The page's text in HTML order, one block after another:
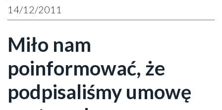
14/12/2011
Miło nam
poinformować, że
podpisaliśmy umowę